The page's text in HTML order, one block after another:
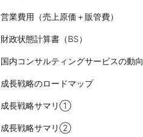
営業費用（売上原価＋販管費）
財政状態計算書（BS）
国内コンサルティングサービスの動向
成長戦略のロードマップ
成長戦略サマリ①
成長戦略サマリ②